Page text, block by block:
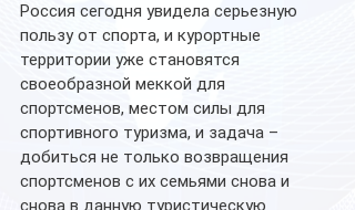
Россия сегодня увидела серьезную
пользу от спорта, и курортные
территории уже становятся
своеобразной меккой для
спортсменов, местом силы для
спортивного туризма, и задача –
добиться не только возвращения
спортсменов с их семьями снова и
снова в данную туристическую